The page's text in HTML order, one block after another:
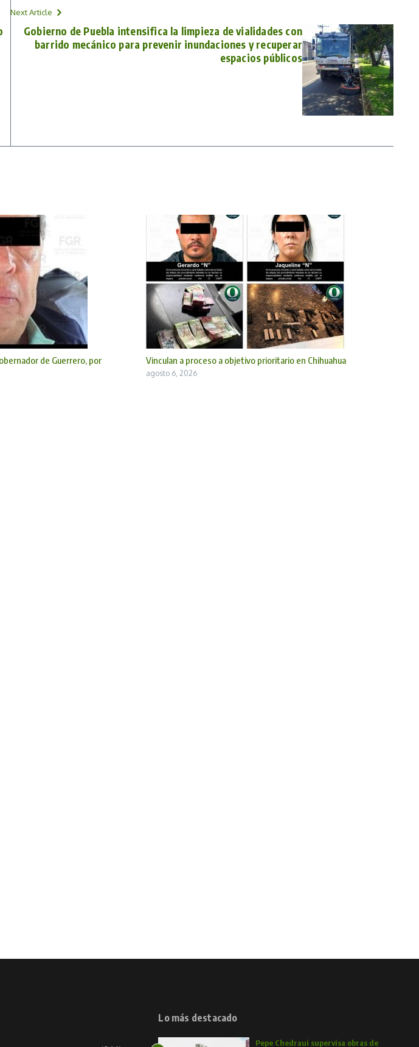
Next Article
Gobierno de Puebla intensifica la limpieza de vialidades con
barrido mecánico para prevenir inundaciones y recuperar
espacios públicos
de Guerrero, por
Vinculan a proceso a objetivo prioritario en Chihuahua
agosto 6, 2026
Lo más destacado
Pepe Chedraui supervisa obras de